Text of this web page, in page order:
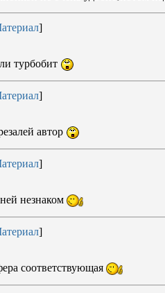
]
турбобит
]
автор
]
незнаком
]
соответствующая